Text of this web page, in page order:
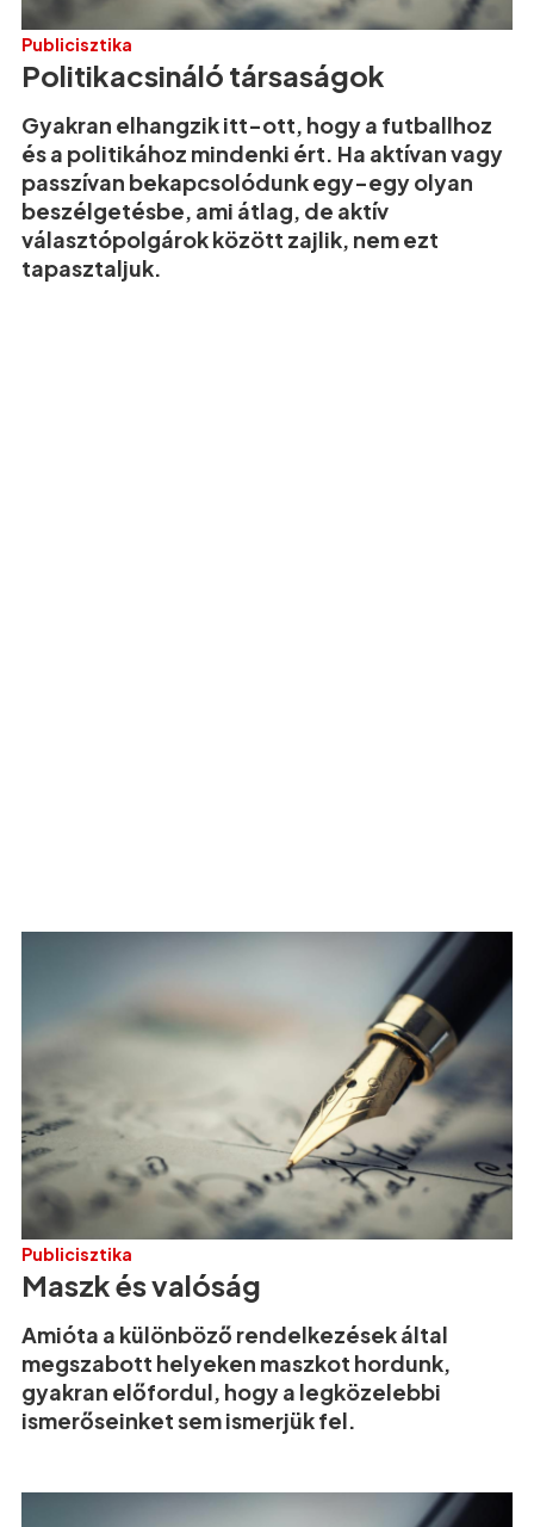
Publicisztika
Politikacsináló társaságok
Gyakran elhangzik itt-ott, hogy a futballhoz
és a politikához mindenki ért. Ha aktívan vagy
passzívan bekapcsolódunk egy-egy olyan
beszélgetésbe, ami átlag, de aktív
választópolgárok között zajlik, nem ezt
tapasztaljuk.
Publicisztika
Maszk és valóság
Amióta a különböző rendelkezések által
megszabott helyeken maszkot hordunk,
gyakran előfordul, hogy a legközelebbi
ismerőseinket sem ismerjük fel.